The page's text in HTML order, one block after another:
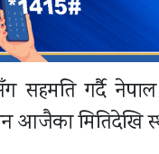
सहमति गर्दै
आजैका मितिदेखि